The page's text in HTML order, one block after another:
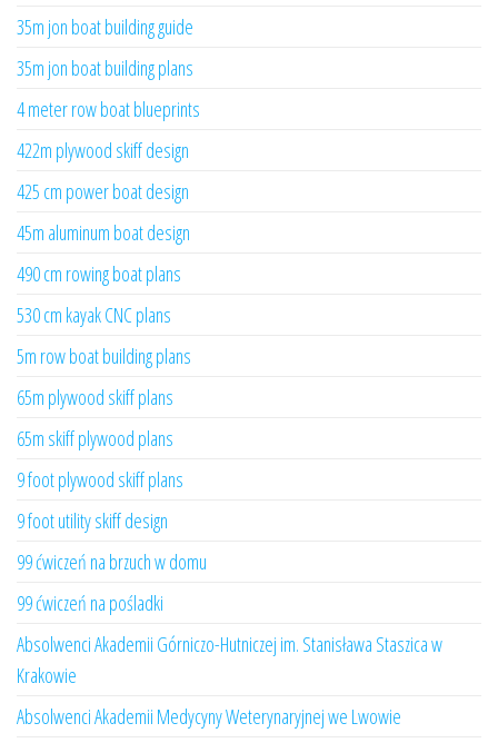
35m jon boat building guide
35m jon boat building plans
4 meter row boat blueprints
422m plywood skiff design
425 cm power boat design
45m aluminum boat design
490 cm rowing boat plans
530 cm kayak CNC plans
5m row boat building plans
65m plywood skiff plans
65m skiff plywood plans
9 foot plywood skiff plans
9 foot utility skiff design
99 ćwiczeń na brzuch w domu
99 ćwiczeń na pośladki
Absolwenci Akademii Górniczo-Hutniczej im. Stanisława Staszica w
Krakowie
Absolwenci Akademii Medycyny Weterynaryjnej we Lwowie